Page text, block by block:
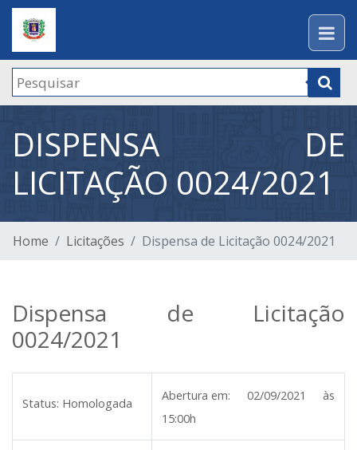
DISPENSA DE
LICITAÇÃO 0024/2021
Home Licitações Dispensa de Licitação 0024/2021
Dispensa de Licitação
0024/2021
Status: Homologada
Abertura em:
02/09/2021 às
15:00h